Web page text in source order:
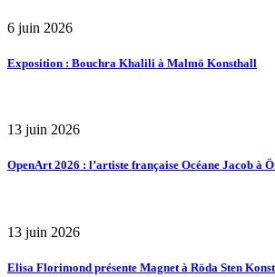
6 juin 2026
Exposition : Bouchra Khalili à Malmö Konsthall
13 juin 2026
OpenArt 2026 : l’artiste française Océane Jacob à
13 juin 2026
Elisa Florimond présente Magnet à Röda Sten